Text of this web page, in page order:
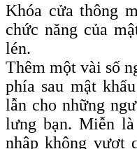
Khóa cửa thông
chức năng của
lén.
Thêm một vài số
phía sau mật
lẫn cho những
lưng bạn. Miễn
nhập không vượt